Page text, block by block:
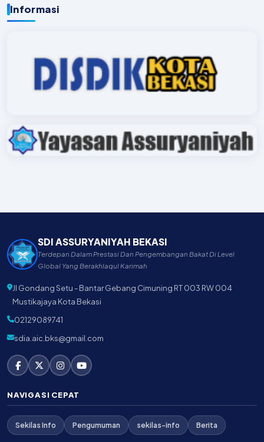
Informasi
SDI ASSURYANIYAH BEKASI
Terdepan Dalam Prestasi Dan Pengembangan Bakat Di Level
Global Yang Berakhlaqul Karimah
Jl Gondang Setu - Bantar Gebang Cimuning RT 003 RW 004
Mustikajaya Kota Bekasi
02129089741
sdia.aic.bks@gmail.com
NAVIGASI CEPAT
Sekilas Info Pengumuman sekilas-info Berita